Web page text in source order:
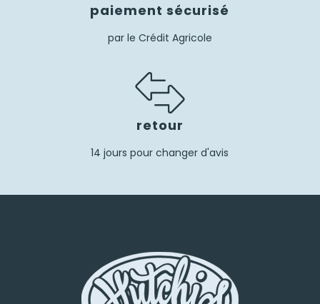
paiement sécurisé
par le Crédit Agricole
retour
14 jours pour changer d'avis